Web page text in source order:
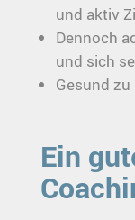
und aktiv
Dennoch
und sich
Gesund zu
Ein